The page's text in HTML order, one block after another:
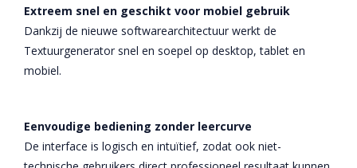
Extreem snel en geschikt voor mobiel gebruik
Dankzij de nieuwe softwarearchitectuur werkt de
Textuurgenerator snel en soepel op desktop, tablet en
mobiel.
Eenvoudige bediening zonder leercurve
De interface is logisch en intuïtief, zodat ook niet-